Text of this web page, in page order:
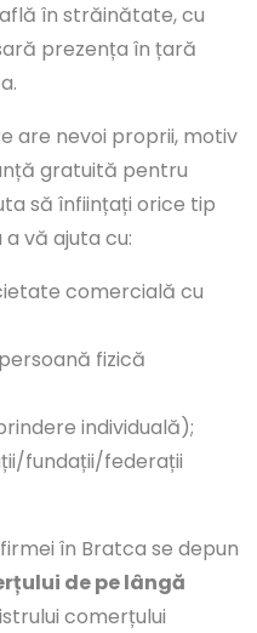
în străinătate, cu
prezența în țară
are nevoi proprii, motiv
gratuită pentru
să înființați orice tip
vă ajuta cu:
comercială cu
fizică
individuală);
fundații/federații
în Bratca se depun
de pe lângă
comerțului